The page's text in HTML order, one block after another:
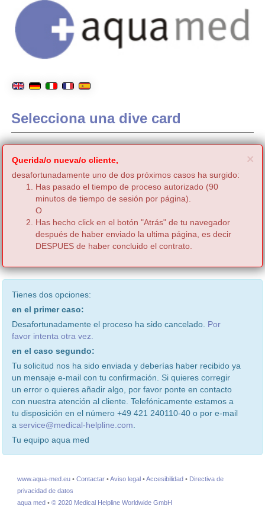
Selecciona una dive card
×
Querida/o nueva/o cliente,
desafortunadamente uno de dos próximos casos ha surgido:
Has pasado el tiempo de proceso autorizado (90
minutos de tiempo de sesión por página).
O
Has hecho click en el botón "Atrás" de tu navegador
después de haber enviado la ultima página, es decir
DESPUES de haber concluido el contrato.
Tienes dos opciones:
en el primer caso:
Desafortunadamente el proceso ha sido cancelado. Por
favor intenta otra vez.
en el caso segundo:
Tu solicitud nos ha sido enviada y deberías haber recibido ya
un mensaje e-mail con tu confirmación. Si quieres corregir
un error o quieres añadir algo, por favor ponte en contacto
con nuestra atención al cliente. Telefónicamente estamos a
tu disposición en el número +49 421 240110-40 o por e-mail
a service@medical-helpline.com.
Tu equipo aqua med
www.aqua-med.eu • Contactar •Aviso legal •Accesibilidad • Directiva de
privacidad de datos
aqua med • © 2020 Medical Helpline Worldwide GmbH